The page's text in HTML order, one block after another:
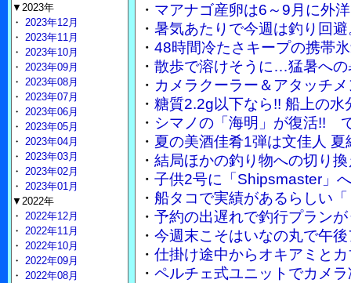
・ マアナゴ産卵は6～9月に外
・ 暑気あたりで今週は釣り回
・ 48時間冷たさキープの携帯
・ 散歩で溶けそうに…猛暑へ
・ カメラクーラー＆アタッチ
・ 糖質2.2g以下なら!! 船上の
・ シマノの「海明」が復活!!
・ 夏の美酒佳肴1弾は文佳人
・ 結局ほかの釣り物への切り
・ 子供2号に「Shipsmaster」
・ 船タコで実績があるらしい
・ 予約の出遅れで釣行プラン
・ 今週末こそはいなの丸で午
・ 仕掛け途中からオキアミと
・ ペルチェ式ユニットでカメ
▼2023年
・ 2023年12月
・ 2023年11月
・ 2023年10月
・ 2023年09月
・ 2023年08月
・ 2023年07月
・ 2023年06月
・ 2023年05月
・ 2023年04月
・ 2023年03月
・ 2023年02月
・ 2023年01月
▼2022年
・ 2022年12月
・ 2022年11月
・ 2022年10月
・ 2022年09月
・ 2022年08月